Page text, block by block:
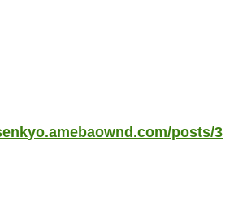
posts/3